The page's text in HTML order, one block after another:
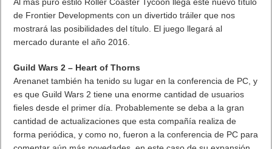
de Frontier Developments con un divertido tráiler que nos
mostrará las posibilidades del título. El juego llegará al
mercado durante el año 2016.
Guild Wars 2 – Heart of Thorns
Arenanet también ha tenido su lugar en la conferencia de PC, y
es que Guild Wars 2 tiene una enorme cantidad de usuarios
fieles desde el primer día. Probablemente se deba a la gran
cantidad de actualizaciones que esta compañía realiza de
forma periódica, y como no, fueron a la conferencia de PC para